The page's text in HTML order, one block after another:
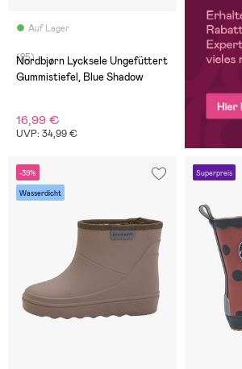
Auf Lager
(25)
Nordbjørn Lycksele Ungefüttert
Gummistiefel, Blue Shadow
16,99 €
UVP: 34,99 €
-39%
Wasserdicht
Superpreis